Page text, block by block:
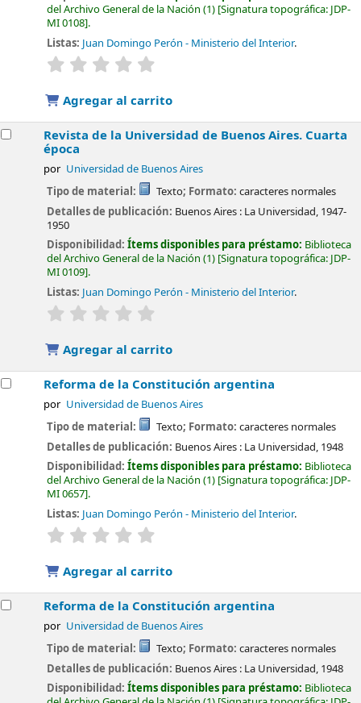
del Archivo General de la Nación (1) Signatura topográfica: JDP-
MI 0108 .
Listas: Juan Domingo Perón - Ministerio del Interior.
valoración
Agregar al carrito
Revista de la Universidad de Buenos Aires. Cuarta
época
por Universidad de Buenos Aires
Tipo de material: Texto; Formato: caracteres normales
Detalles de publicación: Buenos Aires : La Universidad, 1947-
1950
Disponibilidad:Ítems disponibles para préstamo: Biblioteca
del Archivo General de la Nación (1) Signatura topográfica: JDP-
MI 0109 .
Listas: Juan Domingo Perón - Ministerio del Interior.
valoración
Agregar al carrito
Reforma de la Constitución argentina
por Universidad de Buenos Aires
Tipo de material: Texto; Formato: caracteres normales
Detalles de publicación: Buenos Aires : La Universidad, 1948
Disponibilidad:Ítems disponibles para préstamo: Biblioteca
del Archivo General de la Nación (1) Signatura topográfica: JDP-
MI 0657 .
Listas: Juan Domingo Perón - Ministerio del Interior.
valoración
Agregar al carrito
Reforma de la Constitución argentina
por Universidad de Buenos Aires
Tipo de material: Texto; Formato: caracteres normales
Detalles de publicación: Buenos Aires : La Universidad, 1948
Disponibilidad:Ítems disponibles para préstamo: Biblioteca